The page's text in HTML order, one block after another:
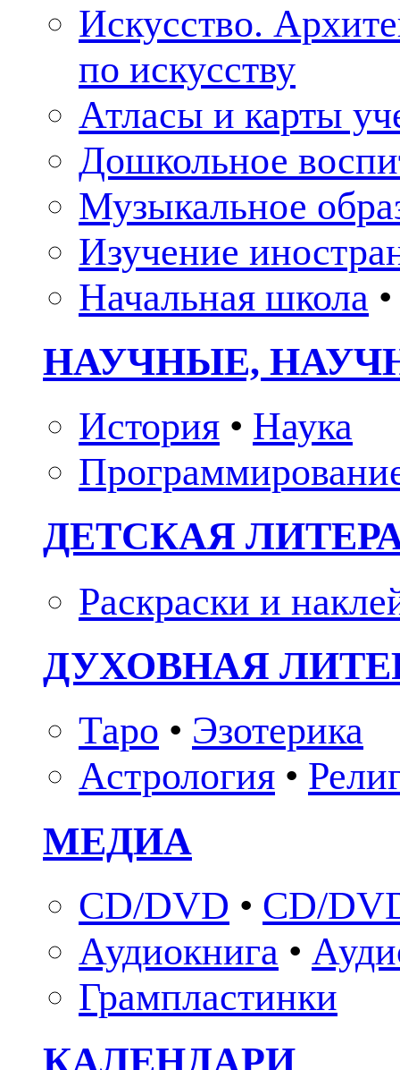
Искусство.
по искусству
Атласы и карты
Дошкольное
Музыкальное
Изучение
Начальная школа •
НАУЧНЫЕ,
История • Наука
ДЕТСКАЯ
Раскраски и
ДУХОВНАЯ
Таро • Эзотерика
Астрология •
МЕДИА
CD/DVD • CD/
Аудиокнига •
Грампластинки